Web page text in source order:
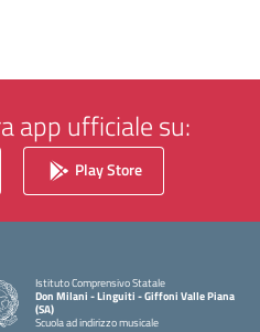
app ufficiale su:
Play Store
Istituto Comprensivo Statale
Don Milani - Linguiti - Giffoni Valle Piana
(SA)
Scuola ad indirizzo musicale